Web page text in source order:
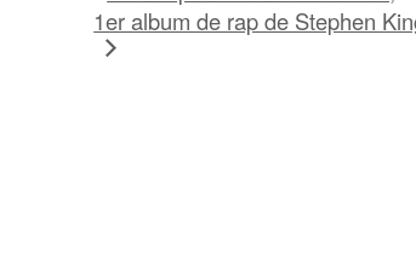
1er album de rap de Stephen